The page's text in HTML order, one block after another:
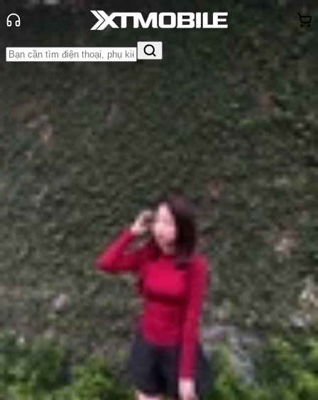
Tin tức
Thủ thuật
Tin Mới
Đánh Giá - Trên Tay So Sánh Tư vấn
Khuyến
mãiThủ thuật Hỏi đáp App - Game Thông báo
Khách
hàng - Sự kiện
4 mẹo khắc phục iOS 18 bị giật lag
hiệu quả mà bạn nhất định phải biết
Anh Thư
Ngày đăng:
21/08/2024
Cập nhật: 21/08/2024
Theo dõi XTMobile trên